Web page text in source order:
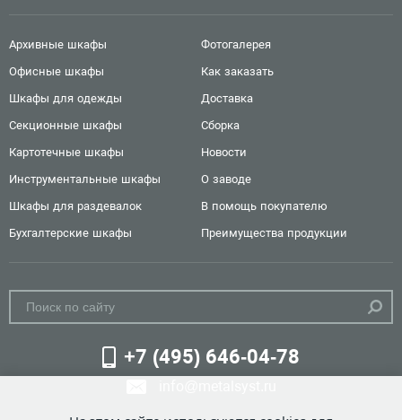
Архивные шкафы
Офисные шкафы
Шкафы для одежды
Секционные шкафы
Картотечные шкафы
Инструментальные шкафы
Шкафы для раздевалок
Бухгалтерские шкафы
Фотогалерея
Как заказать
Доставка
Сборка
Новости
О заводе
В помощь покупателю
Преимущества продукции
+7 (495) 646-04-78